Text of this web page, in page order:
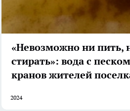
«Невозможно ни пить,
стирать»: вода с
кранов жителей
2024